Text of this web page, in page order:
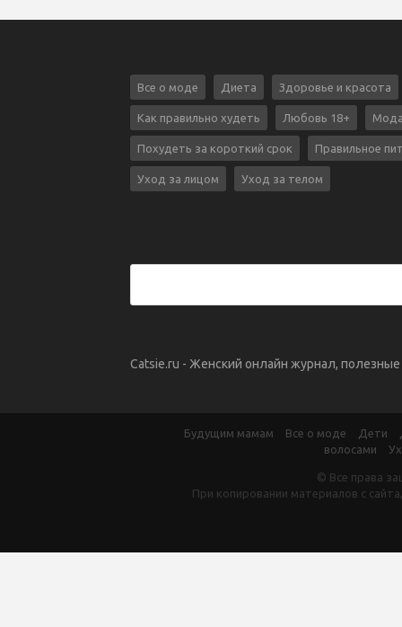
Все о моде Диета Здоровье и красота
Как правильно худеть Любовь 18+
Похудеть за короткий срок Правильное
Уход за лицом Уход за телом
Catsie.ru - Женский онлайн журнал,
Будущим мамам Все о моде Дети
волосами
© Все права
При копировании материалов с